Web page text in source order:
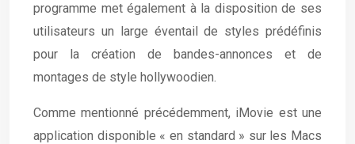
programme met également à la disposition de ses
utilisateurs un large éventail de styles prédéfinis
pour la création de bandes-annonces et de
montages de style hollywoodien.
Comme mentionné précédemment, iMovie est une
application disponible « en standard » sur les Macs